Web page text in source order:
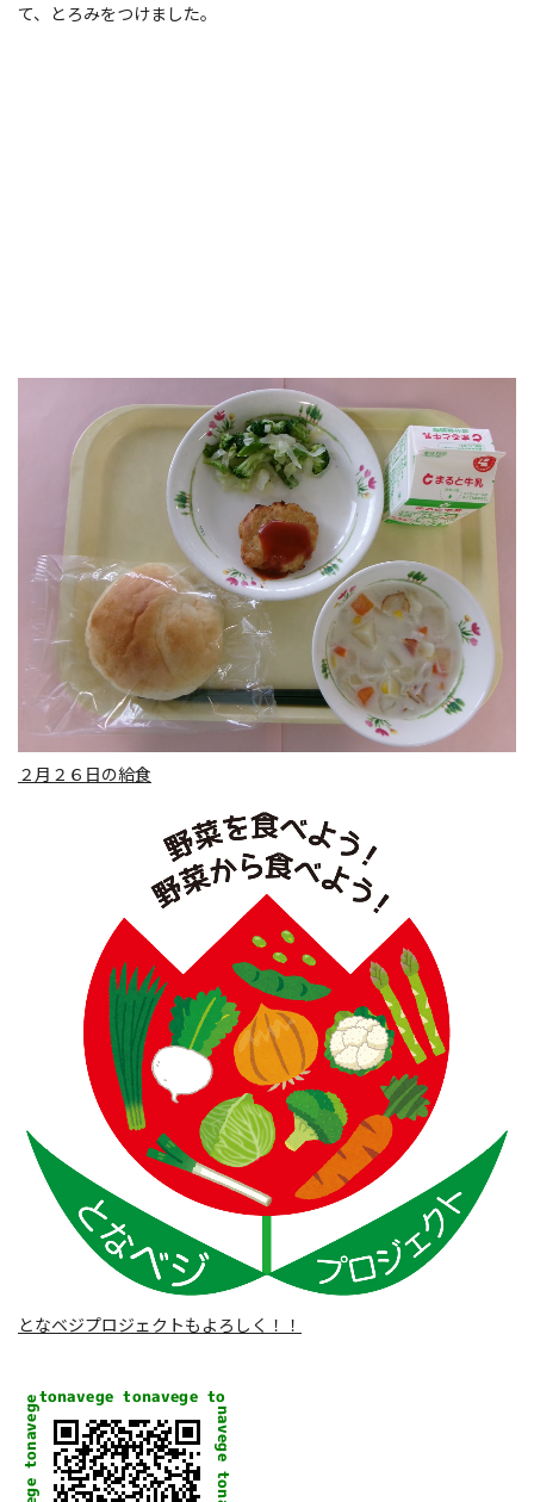
て、とろみをつけました。
２月２６日の給食
となベジプロジェクトもよろしく！！